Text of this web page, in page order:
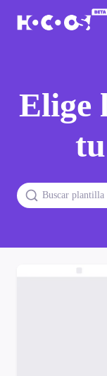
Elige